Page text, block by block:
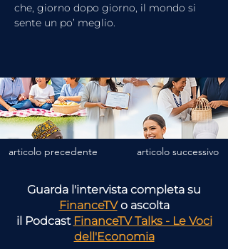
che, giorno dopo giorno, il mondo si
sente un po’ meglio.
articolo precedente articolo successivo
Guarda l'intervista completa su
FinanceTVo ascolta
il Podcast FinanceTV Talks - Le Voci
dell'Economia